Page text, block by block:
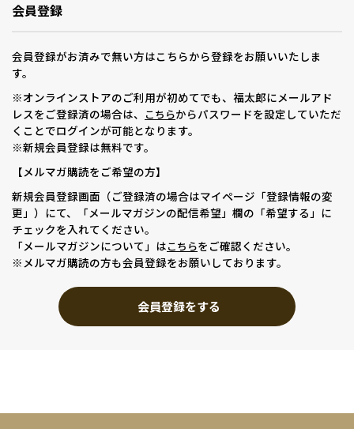
会員登録
会員登録がお済みで無い方はこちらから登録をお願いいたしま
す。
※オンラインストアのご利用が初めてでも、福太郎にメールアド
レスをご登録済の場合は、 こちらからパスワードを設定していただ
くことでログインが可能となります。
※新規会員登録は無料です。
【メルマガ購読をご希望の方】
新規会員登録画面（ご登録済の場合はマイページ「登録情報の変
更」）にて、「メールマガジンの配信希望」欄の「希望する」に
チェックを入れてください。
「メールマガジンについて」はこちらをご確認ください。
※メルマガ購読の方も会員登録をお願いしております。
会員登録をする